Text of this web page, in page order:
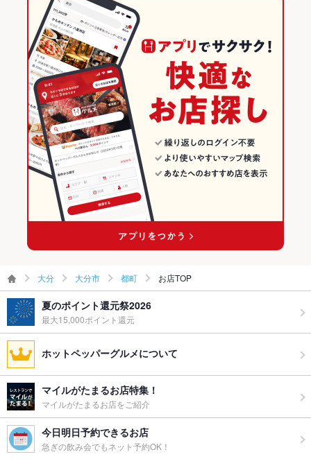
バリアフリ
なし
駐車場 なし
カラオケ設
あり
TV・プロジ
ェクタ
あり
その他設備 －
飲み放題 あり
食べ放題
お酒 カクテル充実、焼酎充実、日本酒充実、ワイン充実
お子様連れ お子様連れ不可
ウェディン
グパーティ
ー二次会
対応可能です！ご連絡ください！
お祝い・サ
プライズ対
応
備考 －
大分 × 和風・創作
大分市のグルメランキング
大分市のダイニングバー・バルランキング
都町のグルメランキング
都町のダイニングバー・バルランキング
大分 大分市 都町 お店TOP
夏のポイント還元祭2026
最大15,000ポイント還元
ホットペッパーグルメについて
マイルがたまるお店特集！
マイルがたまるお店をご紹介
今日明日予約できるお店
急ぎの飲み会でもネット予約OK！